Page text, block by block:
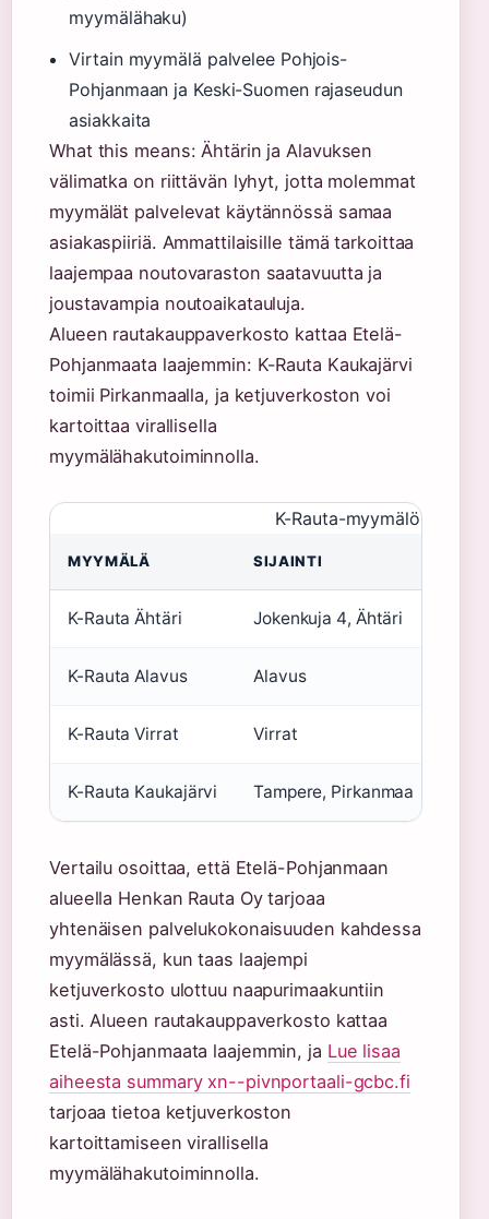
myymälähaku)
Virtain myymälä palvelee Pohjois-
Pohjanmaan ja Keski-Suomen rajaseudun
asiakkaita
What this means: Ähtärin ja Alavuksen
välimatka on riittävän lyhyt, jotta molemmat
myymälät palvelevat käytännössä samaa
asiakaspiiriä. Ammattilaisille tämä tarkoittaa
laajempaa noutovaraston saatavuutta ja
joustavampia noutoaikatauluja.
Alueen rautakauppaverkosto kattaa Etelä-
Pohjanmaata laajemmin: K-Rauta Kaukajärvi
toimii Pirkanmaalla, ja ketjuverkoston voi
kartoittaa virallisella
myymälähakutoiminnolla.
K-Rauta-myymälöiden
MYYMÄLÄ SIJAINTI
K-Rauta Ähtäri Jokenkuja 4, Ähtäri
K-Rauta Alavus Alavus
K-Rauta Virrat Virrat
K-Rauta Kaukajärvi Tampere, Pirkanmaa
Vertailu osoittaa, että Etelä-Pohjanmaan
alueella Henkan Rauta Oy tarjoaa
yhtenäisen palvelukokonaisuuden kahdessa
myymälässä, kun taas laajempi
ketjuverkosto ulottuu naapurimaakuntiin
asti. Alueen rautakauppaverkosto kattaa
Etelä-Pohjanmaata laajemmin, ja Lue lisaa
aiheesta summary xn--pivnportaali-gcbc.fi
tarjoaa tietoa ketjuverkoston
kartoittamiseen virallisella
myymälähakutoiminnolla.